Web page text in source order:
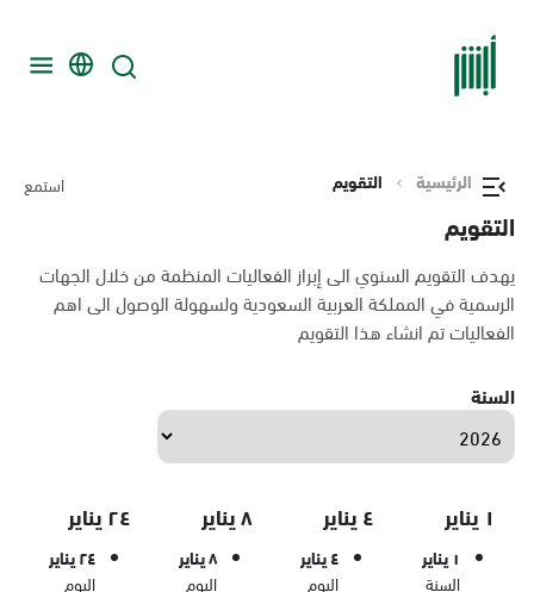
الرئيسية التقويم استمع
التقويم
يهدف التقويم السنوي الى إبراز الفعاليات المنظمة من خلال الجهات
الرسمية في المملكة العربية السعودية ولسهولة الوصول الى اهم
الفعاليات تم انشاء هذا التقويم
السنة
١ يناير
١ يناير
السنة
٤ يناير
٤ يناير
اليوم
٨ يناير
٨ يناير
اليوم
٢٤ يناير
٢٤ يناير
اليوم